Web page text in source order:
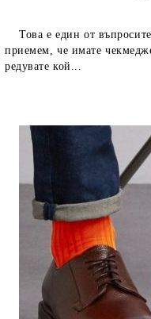
Това е един от
приемем, че имате
редувате кой...